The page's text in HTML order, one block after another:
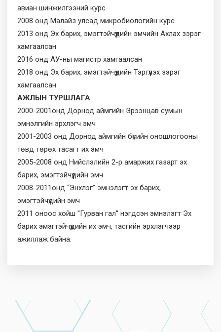
авиан шинжилгээний курс
2008 онд Малайз улсад микробиологийн курс
2013 онд Эх барих, эмэгтэйчүүдийн эмчийн Ахлах зэрэг
хамгаалсан
2016 онд АУ-ны магистр хамгаалсан
2018 онд Эх барих, эмэгтэйчүүдийн Тэргүүлэх зэрэг
хамгаалсан
АЖЛЫН ТУРШЛАГА
2000-2001онд Дорнод аймгийн Эрээнцав сумын
эмнэлгийн эрхлэгч эмч
2001-2003 онд Дорнод аймгийн бүсийн оношлогооны
төвд төрөх тасагт их эмч
2005-2008 онд Нийслэлийн 2-р амаржих газарт эх
барих, эмэгтэйчүүдийн эмч
2008-2011онд “Энхлэг” эмнэлэгт эх барих,
эмэгтэйчүүдийн эмч
2011 оноос хойш ''Гурван гал'' нэгдсэн эмнэлэгт Эх
барих эмэгтэйчүүдийн их эмч, тасгийн эрхлэгчээр
ажиллаж байна.